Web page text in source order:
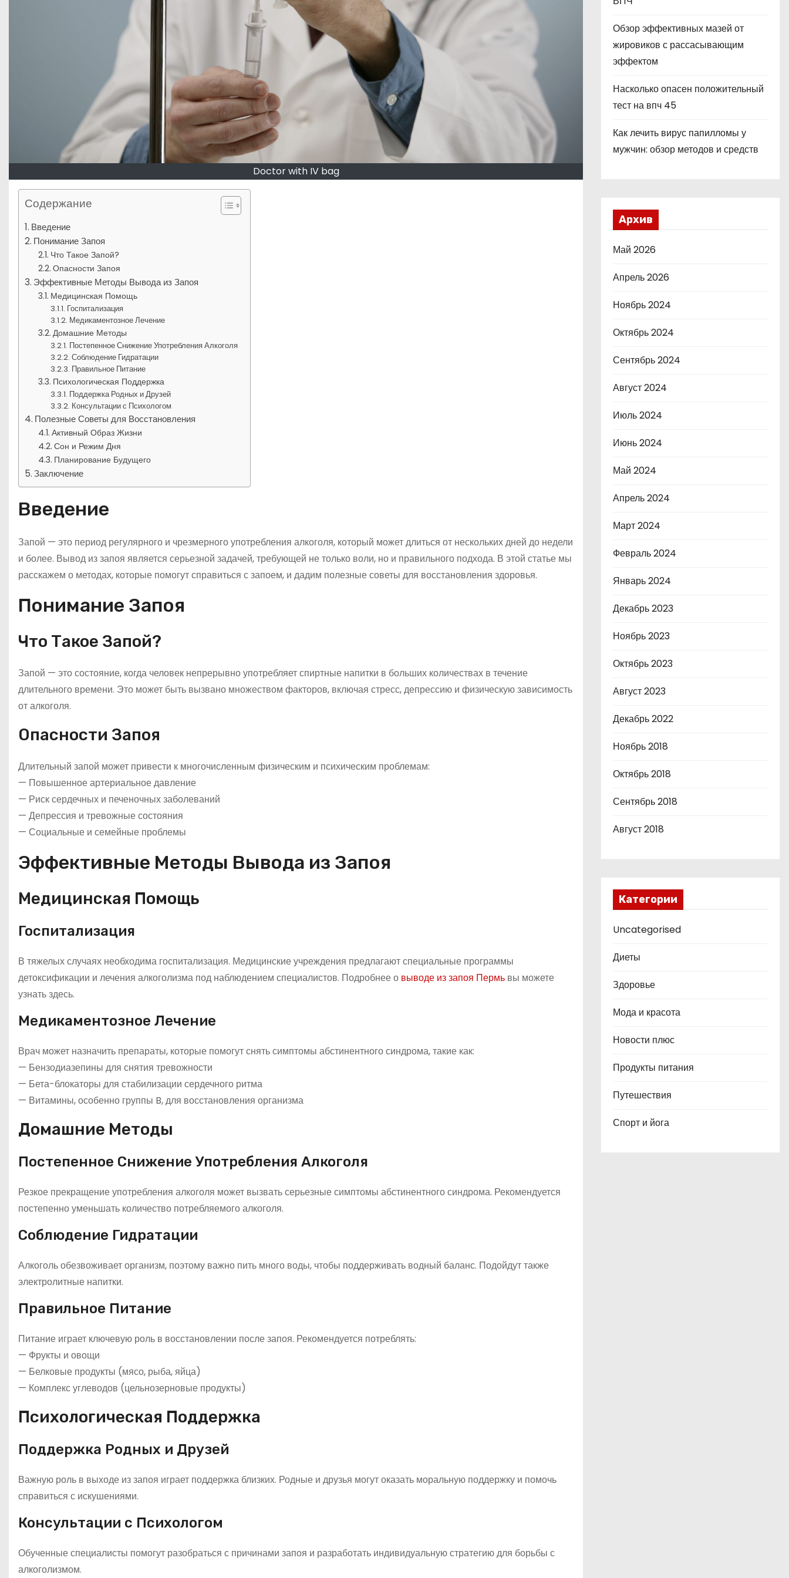
Doctor with IV bag
Содержание
Введение
Понимание Запоя
Что Такое Запой?
Опасности Запоя
Эффективные Методы Вывода из Запоя
Медицинская Помощь
Госпитализация
Медикаментозное Лечение
Домашние Методы
Постепенное Снижение Употребления Алкоголя
Соблюдение Гидратации
Правильное Питание
Психологическая Поддержка
Поддержка Родных и Друзей
Консультации с Психологом
Полезные Советы для Восстановления
Активный Образ Жизни
Сон и Режим Дня
Планирование Будущего
Заключение
Введение
Запой — это период регулярного и чрезмерного употребления алкоголя, который может длиться от нескольких дней до недели
и более. Вывод из запоя является серьезной задачей, требующей не только воли, но и правильного подхода. В этой статье мы
расскажем о методах, которые помогут справиться с запоем, и дадим полезные советы для восстановления здоровья.
Понимание Запоя
Что Такое Запой?
Запой — это состояние, когда человек непрерывно употребляет спиртные напитки в больших количествах в течение
длительного времени. Это может быть вызвано множеством факторов, включая стресс, депрессию и физическую зависимость
от алкоголя.
Опасности Запоя
Длительный запой может привести к многочисленным физическим и психическим проблемам:
— Повышенное артериальное давление
— Риск сердечных и печеночных заболеваний
— Депрессия и тревожные состояния
— Социальные и семейные проблемы
Эффективные Методы Вывода из Запоя
Медицинская Помощь
Госпитализация
В тяжелых случаях необходима госпитализация. Медицинские учреждения предлагают специальные программы
детоксификации и лечения алкоголизма под наблюдением специалистов. Подробнее о выводе из запоя Пермь вы можете
узнать здесь.
Медикаментозное Лечение
Врач может назначить препараты, которые помогут снять симптомы абстинентного синдрома, такие как:
— Бензодиазепины для снятия тревожности
— Бета-блокаторы для стабилизации сердечного ритма
— Витамины, особенно группы B, для восстановления организма
Домашние Методы
Постепенное Снижение Употребления Алкоголя
Резкое прекращение употребления алкоголя может вызвать серьезные симптомы абстинентного синдрома. Рекомендуется
постепенно уменьшать количество потребляемого алкоголя.
Соблюдение Гидратации
Алкоголь обезвоживает организм, поэтому важно пить много воды, чтобы поддерживать водный баланс. Подойдут также
электролитные напитки.
Правильное Питание
Питание играет ключевую роль в восстановлении после запоя. Рекомендуется потреблять:
— Фрукты и овощи
— Белковые продукты (мясо, рыба, яйца)
— Комплекс углеводов (цельнозерновые продукты)
Психологическая Поддержка
Поддержка Родных и Друзей
Важную роль в выходе из запоя играет поддержка близких. Родные и друзья могут оказать моральную поддержку и помочь
справиться с искушениями.
Консультации с Психологом
Обученные специалисты помогут разобраться с причинами запоя и разработать индивидуальную стратегию для борьбы с
алкоголизмом.
Обзор эффективных мазей от
жировиков с рассасывающим
эффектом
Насколько опасен положительный
тест на впч 45
Как лечить вирус папилломы у
мужчин: обзор методов и средств
Архив
Май 2026
Апрель 2026
Ноябрь 2024
Октябрь 2024
Сентябрь 2024
Август 2024
Июль 2024
Июнь 2024
Май 2024
Апрель 2024
Март 2024
Февраль 2024
Январь 2024
Декабрь 2023
Ноябрь 2023
Октябрь 2023
Август 2023
Декабрь 2022
Ноябрь 2018
Октябрь 2018
Сентябрь 2018
Август 2018
Категории
Uncategorised
Диеты
Здоровье
Мода и красота
Новости плюс
Продукты питания
Путешествия
Спорт и йога